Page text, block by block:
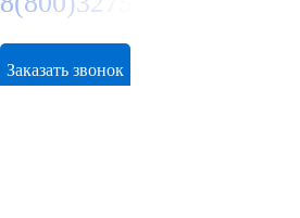
Заказать звонок